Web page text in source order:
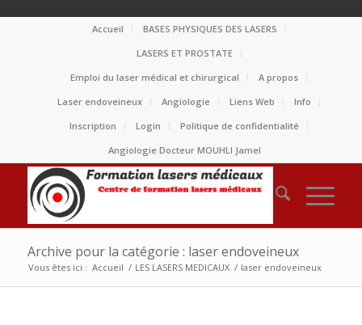
Accueil
BASES PHYSIQUES DES LASERS
LASERS ET PROSTATE
Emploi du laser médical et chirurgical
A propos
Laser endoveineux
Angiologie Liens Web
Info
Inscription
Login
Politique de confidentialité
Angiologie Docteur MOUHLI Jamel
Archive pour la catégorie : laser endoveineux
Vous êtes ici : Accueil / LES LASERS MEDICAUX / laser endoveineux